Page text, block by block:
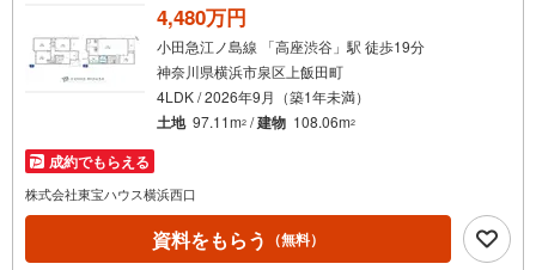
ーーーーーーーーーーーーーーーーーーーーーーーーーー
ご質問、ご見学希望、資料請求など、まずはお気軽にお問い合わせくださ
い♪
4,480万円
小田急江ノ島線 「高座渋谷」駅 徒歩19分
神奈川県横浜市泉区上飯田町
4LDK / 2026年9月（築1年未満）
土地 97.11m2 /建物 108.06m2
成約でもらえる
株式会社東宝ハウス横浜西口
資料をもらう （無料）